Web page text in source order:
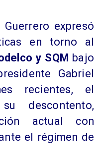
expresó
en torno al
y SQM bajo
Gabriel
recientes, el
descontento,
actual con
el régimen de